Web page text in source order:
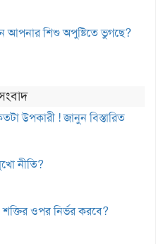
আপনার শিশু অপুষ্টিতে ভুগছে?
উপকারী ! জানুন বিস্তারিত
নীতি?
ওপর নির্ভর করবে?